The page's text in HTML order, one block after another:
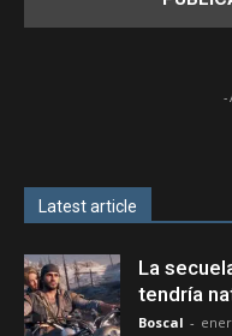
-
Latest article
La
tendría
Boscal -